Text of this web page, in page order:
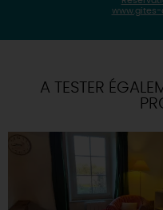
A TESTER